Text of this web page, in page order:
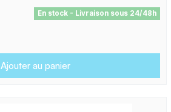
En stock - Livraison sous 24/48h
Ajouter au panier